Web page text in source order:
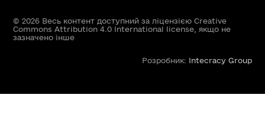
© 2026 Весь контент доступний за ліцензією Creative
Commons Attribution 4.0 International license, якщо не
зазначено інше
Розробник: Intecracy Group